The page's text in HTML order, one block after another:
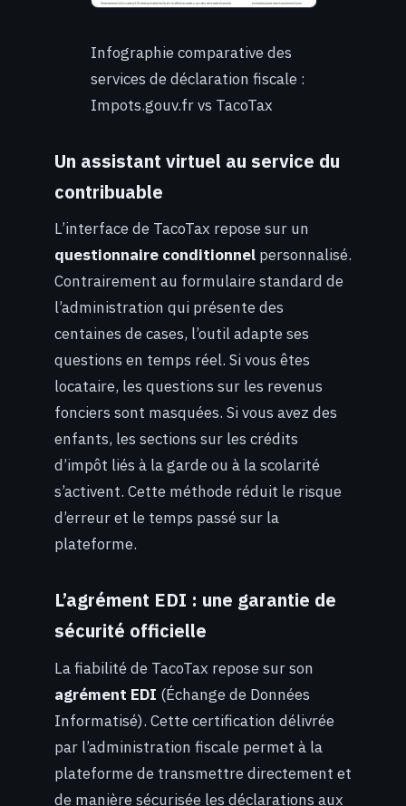
Infographie comparative des
services de déclaration fiscale :
Impots.gouv.fr vs TacoTax
Un assistant virtuel au service du
contribuable
L’interface de TacoTax repose sur un
questionnaire conditionnel personnalisé.
Contrairement au formulaire standard de
l’administration qui présente des
centaines de cases, l’outil adapte ses
questions en temps réel. Si vous êtes
locataire, les questions sur les revenus
fonciers sont masquées. Si vous avez des
enfants, les sections sur les crédits
d’impôt liés à la garde ou à la scolarité
s’activent. Cette méthode réduit le risque
d’erreur et le temps passé sur la
plateforme.
L’agrément EDI : une garantie de
sécurité officielle
La fiabilité de TacoTax repose sur son
agrément EDI (Échange de Données
Informatisé). Cette certification délivrée
par l’administration fiscale permet à la
plateforme de transmettre directement et
de manière sécurisée les déclarations aux